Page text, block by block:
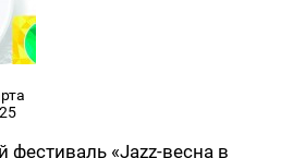
«Jazz-весна в